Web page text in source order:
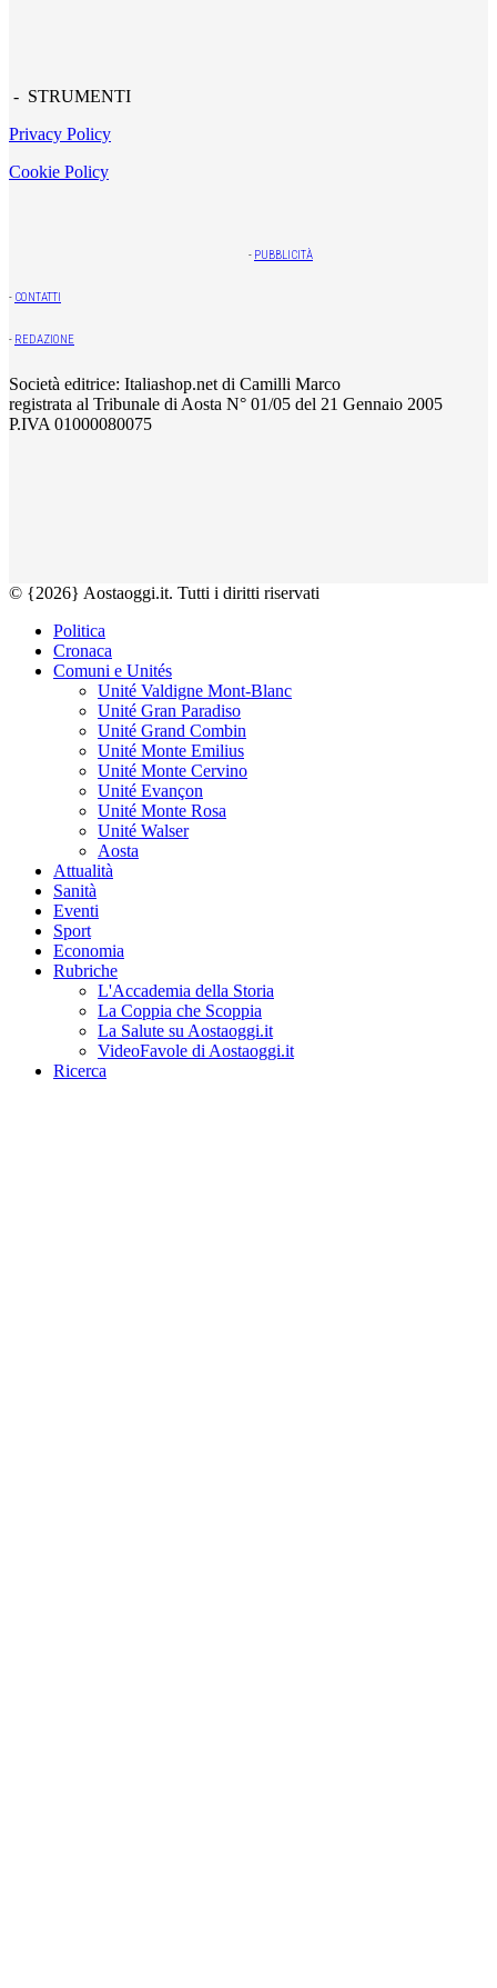
- STRUMENTI
Privacy Policy
Cookie Policy
- PUBBLICITÀ
- CONTATTI
- REDAZIONE
Società editrice: Italiashop.net di Camilli Marco
registrata al Tribunale di Aosta N° 01/05 del 21 Gennaio 2005
P.IVA 01000080075
© {2026} Aostaoggi.it. Tutti i diritti riservati
Politica
Cronaca
Comuni e Unités
Unité Valdigne Mont-Blanc
Unité Gran Paradiso
Unité Grand Combin
Unité Monte Emilius
Unité Monte Cervino
Unité Evançon
Unité Monte Rosa
Unité Walser
Aosta
Attualità
Sanità
Eventi
Sport
Economia
Rubriche
L'Accademia della Storia
La Coppia che Scoppia
La Salute su Aostaoggi.it
VideoFavole di Aostaoggi.it
Ricerca